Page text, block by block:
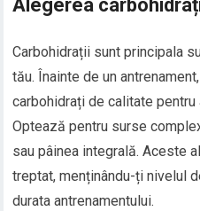
Alegerea
Carbohidrații sunt principala
tău. Înainte de un
carbohidrați de calitate
Optează pentru surse
sau pâinea integrală. Aceste
treptat, menținându-ți nivelul
durata antrenamentului.